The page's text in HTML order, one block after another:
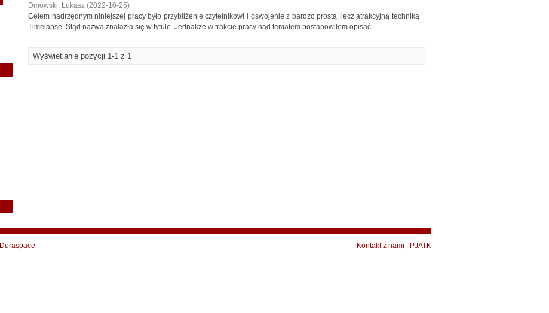
Dmowski, Łukasz (2022-10-25)
Celem nadrzędnym niniejszej pracy było przybliżenie czytelnikowi i oswojenie z bardzo prostą, lecz atrakcyjną techniką
Timelapse. Stąd nazwa znalazła się w tytule. Jednakże w trakcie pracy nad tematem postanowiłem opisać ...
Wyświetlanie pozycji 1-1 z 1
Duraspace Kontakt z nami PJATK